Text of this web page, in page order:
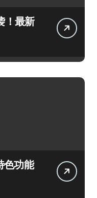
！最新
色功能